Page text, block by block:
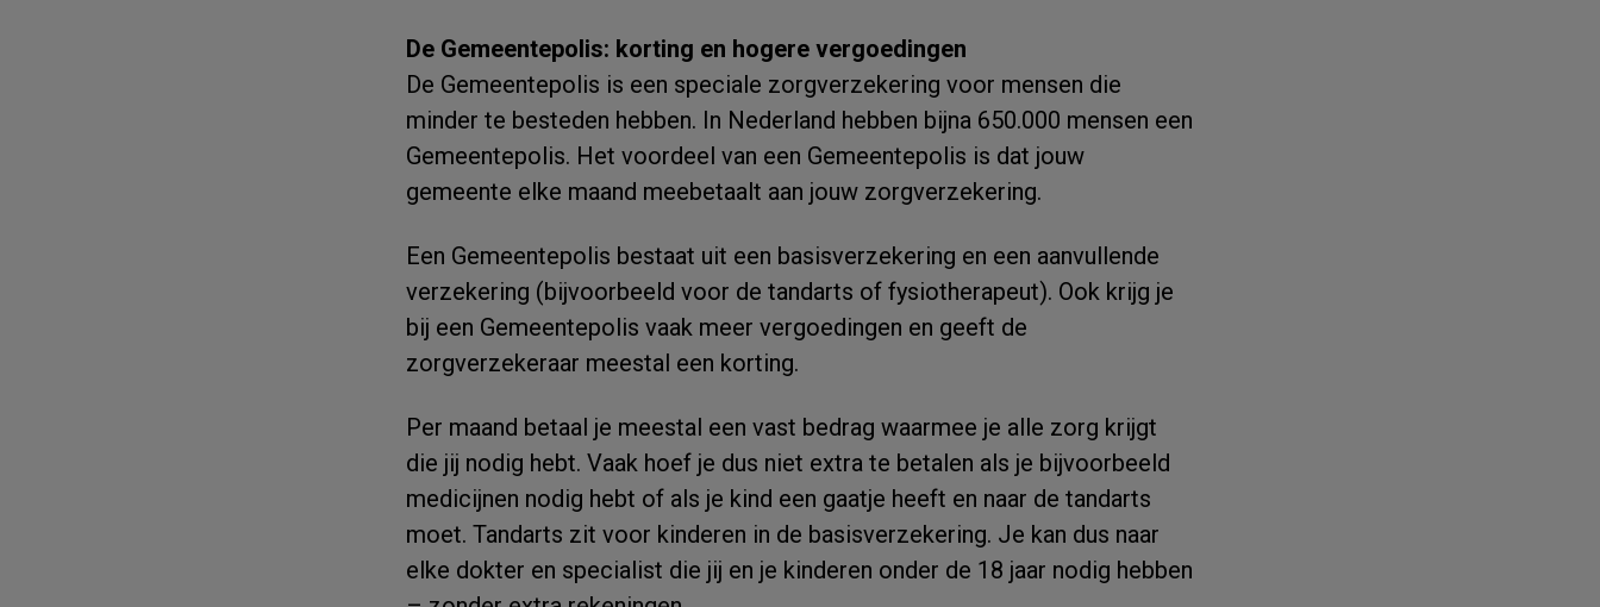
De Gemeentepolis: korting en hogere vergoedingen
De Gemeentepolis is een speciale zorgverzekering voor mensen die
minder te besteden hebben. In Nederland hebben bijna 650.000 mensen een
Gemeentepolis. Het voordeel van een Gemeentepolis is dat jouw
gemeente elke maand meebetaalt aan jouw zorgverzekering.
Een Gemeentepolis bestaat uit een basisverzekering en een aanvullende
verzekering (bijvoorbeeld voor de tandarts of fysiotherapeut). Ook krijg je
bij een Gemeentepolis vaak meer vergoedingen en geeft de
zorgverzekeraar meestal een korting.
Per maand betaal je meestal een vast bedrag waarmee je alle zorg krijgt
die jij nodig hebt. Vaak hoef je dus niet extra te betalen als je bijvoorbeeld
medicijnen nodig hebt of als je kind een gaatje heeft en naar de tandarts
moet. Tandarts zit voor kinderen in de basisverzekering. Je kan dus naar
elke dokter en specialist die jij en je kinderen onder de 18 jaar nodig hebben